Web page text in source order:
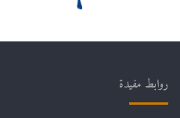
روابط مفيدة